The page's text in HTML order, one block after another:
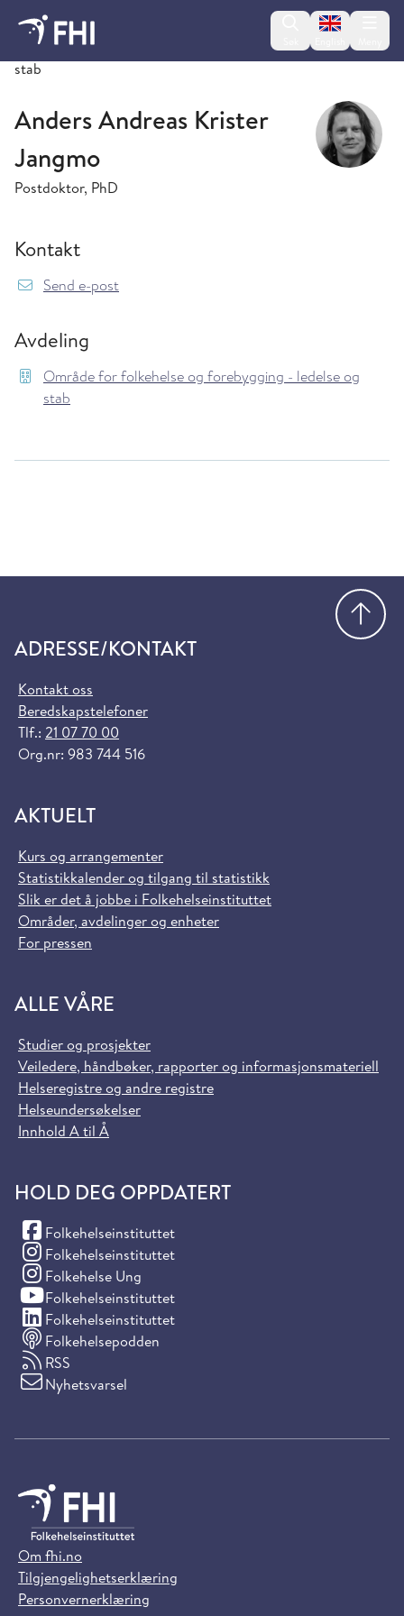
Change
Område for folkehelse og forebygging - ledelse og
stab
Anders Andreas Krister
Jangmo
Postdoktor, PhD
Kontakt
Send e-post{model.translations.sendEmailTo}
Avdeling
Område for folkehelse og forebygging - ledelse og
stab
ADRESSE/KONTAKT
Kontakt oss
Beredskapstelefoner
Tlf.: 21 07 70 00
Org.nr: 983 744 516
AKTUELT
Kurs og arrangementer
Statistikkalender og tilgang til statistikk
Slik er det å jobbe i Folkehelseinstituttet
Områder, avdelinger og enheter
For pressen
ALLE VÅRE
Studier og prosjekter
Veiledere, håndbøker, rapporter og informasjonsmateriell
Helseregistre og andre registre
Helseundersøkelser
Innhold A til Å
HOLD DEG OPPDATERT
Folkehelseinstituttet
(Facebook)
Folkehelseinstituttet
(Instagram)
Folkehelse Ung
(Instagram)
Folkehelseinstituttet
(YouTube)
Folkehelseinstituttet
(LinkedIn)
Folkehelsepodden
RSS
Nyhetsvarsel
Om fhi.no
Tilgjengelighetserklæring
Personvernerklæring